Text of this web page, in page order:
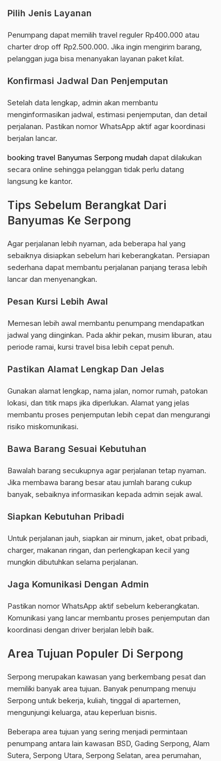
Pilih Jenis Layanan
Penumpang dapat memilih travel reguler Rp400.000 atau
charter drop off Rp2.500.000. Jika ingin mengirim barang,
pelanggan juga bisa menanyakan layanan paket kilat.
Konfirmasi Jadwal Dan Penjemputan
Setelah data lengkap, admin akan membantu
menginformasikan jadwal, estimasi penjemputan, dan detail
perjalanan. Pastikan nomor WhatsApp aktif agar koordinasi
berjalan lancar.
booking travel Banyumas Serpong mudah dapat dilakukan
secara online sehingga pelanggan tidak perlu datang
langsung ke kantor.
Tips Sebelum Berangkat Dari
Banyumas Ke Serpong
Agar perjalanan lebih nyaman, ada beberapa hal yang
sebaiknya disiapkan sebelum hari keberangkatan. Persiapan
sederhana dapat membantu perjalanan panjang terasa lebih
lancar dan menyenangkan.
Pesan Kursi Lebih Awal
Memesan lebih awal membantu penumpang mendapatkan
jadwal yang diinginkan. Pada akhir pekan, musim liburan, atau
periode ramai, kursi travel bisa lebih cepat penuh.
Pastikan Alamat Lengkap Dan Jelas
Gunakan alamat lengkap, nama jalan, nomor rumah, patokan
lokasi, dan titik maps jika diperlukan. Alamat yang jelas
membantu proses penjemputan lebih cepat dan mengurangi
risiko miskomunikasi.
Bawa Barang Sesuai Kebutuhan
Bawalah barang secukupnya agar perjalanan tetap nyaman.
Jika membawa barang besar atau jumlah barang cukup
banyak, sebaiknya informasikan kepada admin sejak awal.
Siapkan Kebutuhan Pribadi
Untuk perjalanan jauh, siapkan air minum, jaket, obat pribadi,
charger, makanan ringan, dan perlengkapan kecil yang
mungkin dibutuhkan selama perjalanan.
Jaga Komunikasi Dengan Admin
Pastikan nomor WhatsApp aktif sebelum keberangkatan.
Komunikasi yang lancar membantu proses penjemputan dan
koordinasi dengan driver berjalan lebih baik.
Area Tujuan Populer Di Serpong
Serpong merupakan kawasan yang berkembang pesat dan
memiliki banyak area tujuan. Banyak penumpang menuju
Serpong untuk bekerja, kuliah, tinggal di apartemen,
mengunjungi keluarga, atau keperluan bisnis.
Beberapa area tujuan yang sering menjadi permintaan
penumpang antara lain kawasan BSD, Gading Serpong, Alam
Sutera, Serpong Utara, Serpong Selatan, area perumahan,